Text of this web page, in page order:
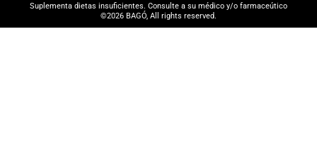
Suplementa dietas insuficientes. Consulte a su médico y/o farmaceútico
©2026 BAGÓ, All rights reserved.